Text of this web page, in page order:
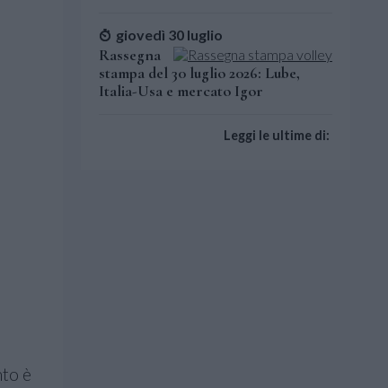
è
giovedì 30 luglio
Rassegna
stampa del 30 luglio 2026: Lube,
Italia-Usa e mercato Igor
Leggi le ultime di: